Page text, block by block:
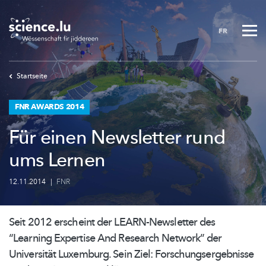
to
main
content
FR
Startseite
FNR AWARDS 2014
Für einen Newsletter rund
ums Lernen
12.11.2014 | FNR
Seit 2012 erscheint derLEARN-Newsletterdes
“Learning Expertise And Research Network” der
Universität Luxemburg. Sein Ziel: Forschungsergebnisse